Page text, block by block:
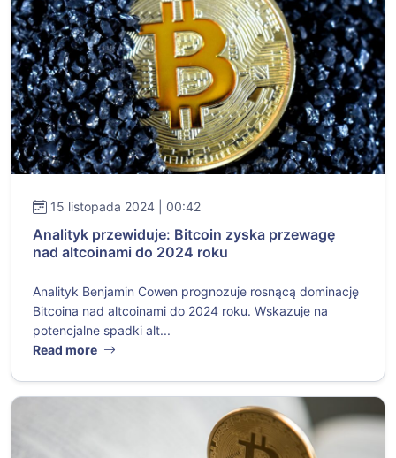
15 listopada 2024 | 00:42
Analityk przewiduje: Bitcoin zyska przewagę
nad altcoinami do 2024 roku
Analityk Benjamin Cowen prognozuje rosnącą dominację
Bitcoina nad altcoinami do 2024 roku. Wskazuje na
potencjalne spadki alt...
Read more